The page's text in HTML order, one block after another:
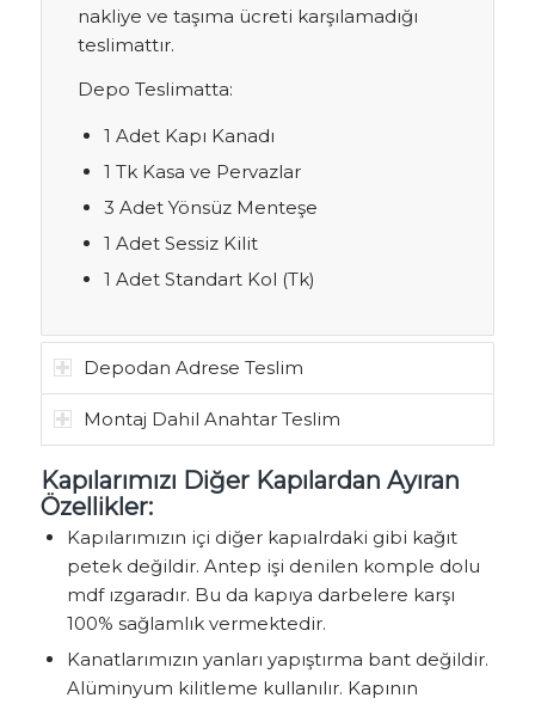
nakliye ve taşıma ücreti karşılamadığı
teslimattır.
Depo Teslimatta:
1 Adet Kapı Kanadı
1 Tk Kasa ve Pervazlar
3 Adet Yönsüz Menteşe
1 Adet Sessiz Kilit
1 Adet Standart Kol (Tk)
Depodan Adrese Teslim
Montaj Dahil Anahtar Teslim
Kapılarımızı Diğer Kapılardan Ayıran
Özellikler:
Kapılarımızın içi diğer kapıalrdaki gibi kağıt
petek değildir. Antep işi denilen komple dolu
mdf ızgaradır. Bu da kapıya darbelere karşı
100% sağlamlık vermektedir.
Kanatlarımızın yanları yapıştırma bant değildir.
Alüminyum kilitleme kullanılır. Kapının